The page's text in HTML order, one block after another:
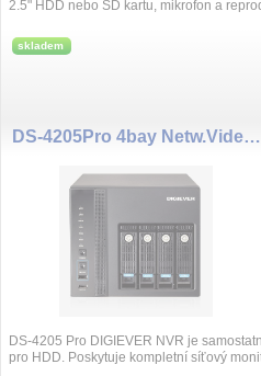
2.5" HDD nebo SD kartu, mikrofon a
skladem
DS-4205Pro 4bay Netw.Video 5ch
DS-4205 Pro DIGIEVER NVR je
pro HDD. Poskytuje kompletní síťový